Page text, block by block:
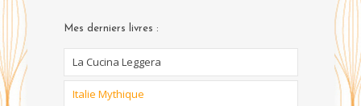
Mes derniers livres :
La Cucina Leggera
Italie Mythique